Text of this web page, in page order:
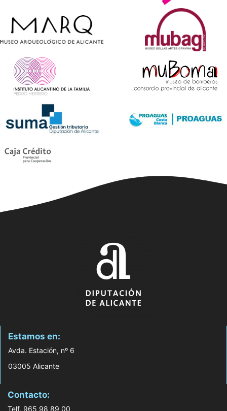
Estamos en:
Avda. Estación, nº 6
03005 Alicante
Contacto:
Telf. 965 98 89 00